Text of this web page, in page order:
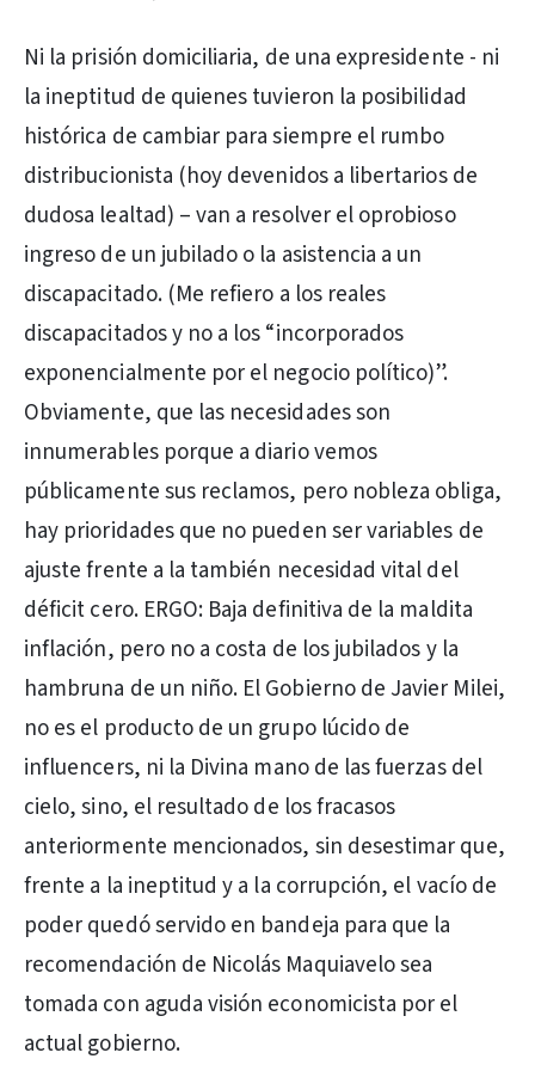
Ni la prisión domiciliaria, de una expresidente - ni
la ineptitud de quienes tuvieron la posibilidad
histórica de cambiar para siempre el rumbo
distribucionista (hoy devenidos a libertarios de
dudosa lealtad) – van a resolver el oprobioso
ingreso de un jubilado o la asistencia a un
discapacitado. (Me refiero a los reales
discapacitados y no a los “incorporados
exponencialmente por el negocio político)”.
Obviamente, que las necesidades son
innumerables porque a diario vemos
públicamente sus reclamos, pero nobleza obliga,
hay prioridades que no pueden ser variables de
ajuste frente a la también necesidad vital del
déficit cero. ERGO: Baja definitiva de la maldita
inflación, pero no a costa de los jubilados y la
hambruna de un niño. El Gobierno de Javier Milei,
no es el producto de un grupo lúcido de
influencers, ni la Divina mano de las fuerzas del
cielo, sino, el resultado de los fracasos
anteriormente mencionados, sin desestimar que,
frente a la ineptitud y a la corrupción, el vacío de
poder quedó servido en bandeja para que la
recomendación de Nicolás Maquiavelo sea
tomada con aguda visión economicista por el
actual gobierno.